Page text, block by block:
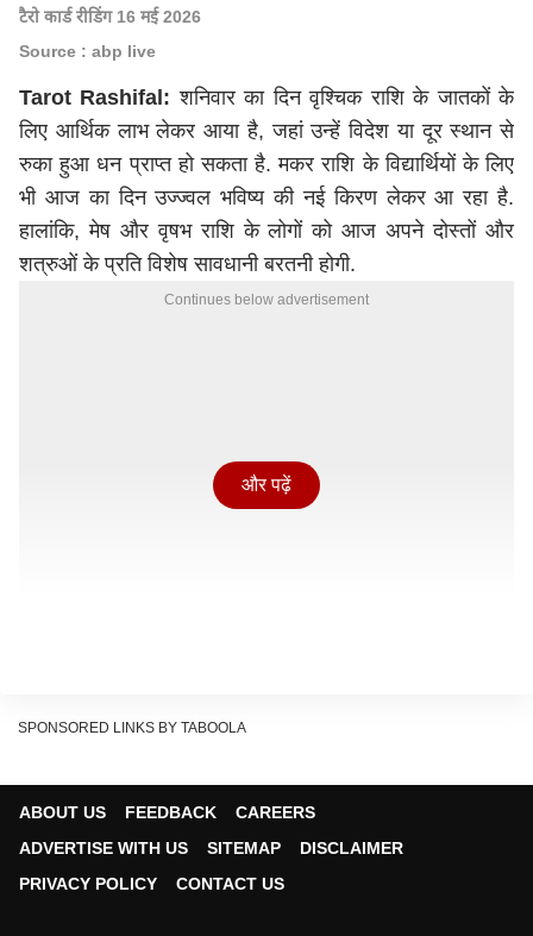
टैरो कार्ड रीडिंग 16 मई 2026
Source : abp live
Tarot Rashifal:शनिवार का दिन वृश्चिक राशि के जातकों के
लिए आर्थिक लाभ लेकर आया है, जहां उन्हें विदेश या दूर स्थान से
रुका हुआ धन प्राप्त हो सकता है. मकर राशि के विद्यार्थियों के लिए
भी आज का दिन उज्ज्वल भविष्य की नई किरण लेकर आ रहा है.
हालांकि, मेष और वृषभ राशि के लोगों को आज अपने दोस्तों और
शत्रुओं के प्रति विशेष सावधानी बरतनी होगी.
Continues below advertisement
और पढ़ें
SPONSORED LINKS BY TABOOLA
ABOUT US FEEDBACK
CAREERS
ADVERTISE WITH US
SITEMAP
DISCLAIMER
PRIVACY POLICY
CONTACT US